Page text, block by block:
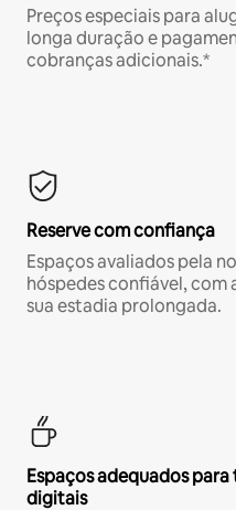
Preços especiais para
longa duração e
cobranças adicionais.*
Reserve com confiança
Espaços avaliados pela
hóspedes confiável,
sua estadia prolongada.
Espaços adequados
digitais